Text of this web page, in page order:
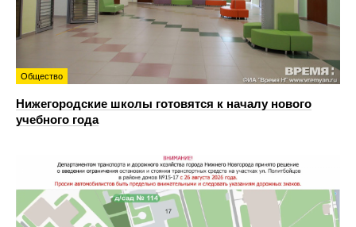
Общество
Нижегородские школы готовятся к началу нового
учебного года